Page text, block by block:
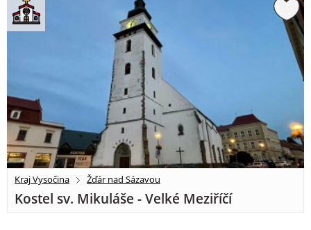
Kraj Vysočina Žďár nad Sázavou
Kostel sv. Mikuláše - Velké Meziříčí